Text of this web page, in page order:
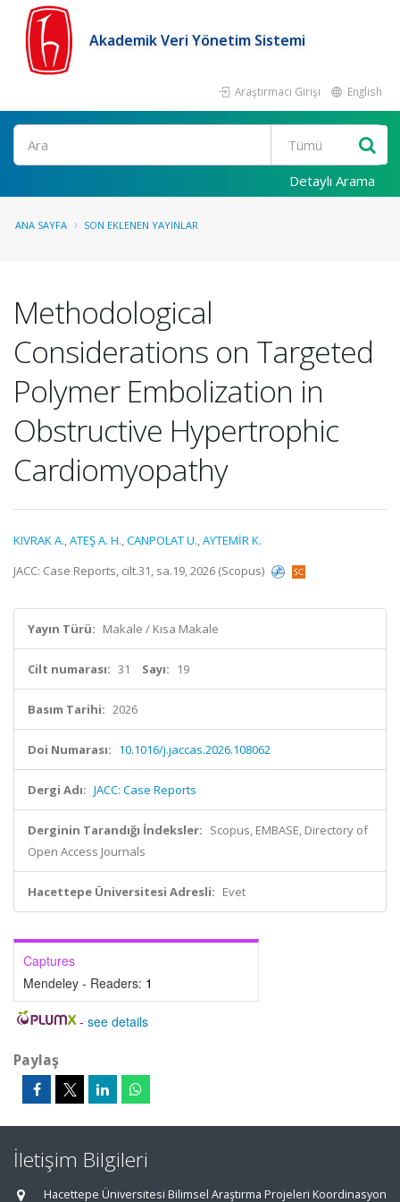
Akademik Veri Yönetim Sistemi
Araştırmacı Girişi English
Ara
Detaylı Arama
ANA SAYFA SON EKLENEN YAYINLAR
Methodological
Considerations on Targeted
Polymer Embolization in
Obstructive Hypertrophic
Cardiomyopathy
KIVRAK A.,ATEŞ A. H.,CANPOLAT U.,AYTEMİR K.
JACC: Case Reports, cilt.31, sa.19, 2026 (Scopus)
Yayın Türü: Makale / Kısa Makale
Cilt numarası: 31 Sayı: 19
Basım Tarihi: 2026
Doi Numarası: 10.1016/j.jaccas.2026.108062
Dergi Adı: JACC: Case Reports
Derginin Tarandığı İndeksler: Scopus, EMBASE, Directory of
Open Access Journals
Hacettepe Üniversitesi Adresli: Evet
Captures
Mendeley - Readers: 1
- see details
Paylaş
İletişim Bilgileri
Hacettepe Üniversitesi Bilimsel Araştırma Projeleri Koordinasyon